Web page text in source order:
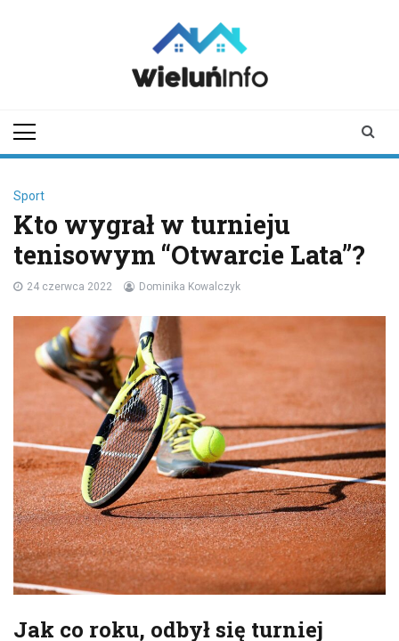
Sport
Kto wygrał w turnieju
tenisowym “Otwarcie Lata”?
24 czerwca 2022 Dominika Kowalczyk
Jak co roku, odbył się turniej